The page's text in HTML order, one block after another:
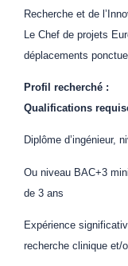
Recherche et de
Le Chef de projets
déplacements
Profil recherché :
Qualifications
Diplôme d’ingénieur,
Ou niveau BAC+3
de 3 ans
Expérience
recherche clinique et/